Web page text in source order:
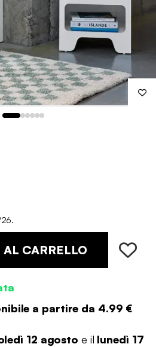
CARRELLO
a partire da 4.99 €
12 agosto e il lunedì 17